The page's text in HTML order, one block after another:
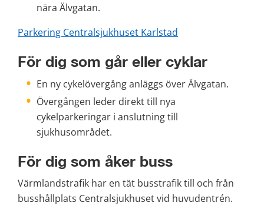
nära Älvgatan.
Parkering Centralsjukhuset Karlstad
För dig som går eller cyklar
En ny cykelövergång anläggs över Älvgatan.
Övergången leder direkt till nya
cykelparkeringar i anslutning till
sjukhusområdet.
För dig som åker buss
Värmlandstrafik har en tät busstrafik till och från
busshållplats Centralsjukhuset vid huvudentrén.